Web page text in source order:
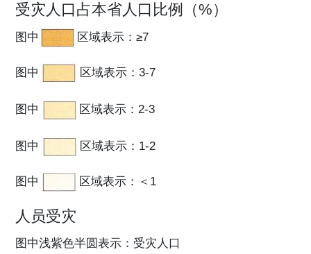
受灾人口占本省人口比例（%）
图中 区域表示：≥7
图中 区域表示：3-7
图中 区域表示：2-3
图中 区域表示：1-2
图中 区域表示：＜1
人员受灾
图中浅紫色半圆表示：受灾人口